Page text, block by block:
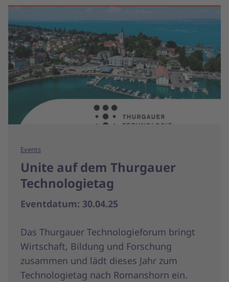
Events
Unite auf dem Thurgauer
Technologietag
Eventdatum: 30.04.25
Das Thurgauer Technologieforum bringt
Wirtschaft, Bildung und Forschung
zusammen und lädt dieses Jahr zum
Technologietag nach Romanshorn ein.